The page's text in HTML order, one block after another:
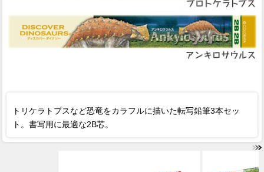
トリケラトプスなど恐竜をカラフルに描いた転写鉛筆3本セッ
ト。書写用に最適な2B芯。